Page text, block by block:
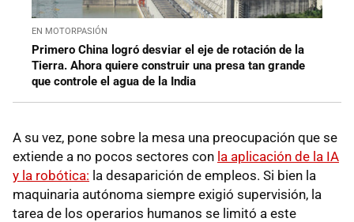
EN MOTORPASIÓN
Primero China logró desviar el eje de rotación de la
Tierra. Ahora quiere construir una presa tan grande
que controle el agua de la India
A su vez, pone sobre la mesa una preocupación que se
extiende a no pocos sectores con la aplicación de la IA
y la robótica: la desaparición de empleos. Si bien la
maquinaria autónoma siempre exigió supervisión, la
tarea de los operarios humanos se limitó a este